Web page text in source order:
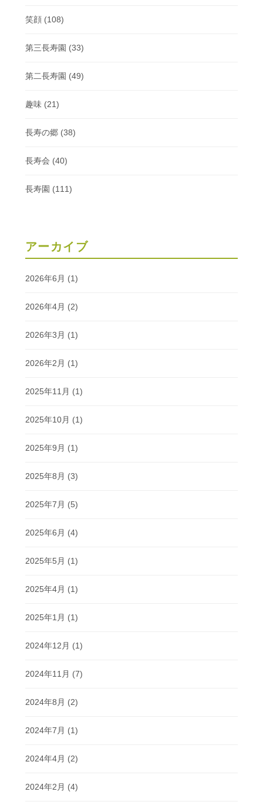
笑顔(108)
第三長寿園 (33)
第二長寿園 (49)
趣味(21)
長寿の郷(38)
長寿会 (40)
長寿園 (111)
アーカイブ
2026年6月 (1)
2026年4月 (2)
2026年3月 (1)
2026年2月 (1)
2025年11月 (1)
2025年10月 (1)
2025年9月 (1)
2025年8月 (3)
2025年7月 (5)
2025年6月 (4)
2025年5月 (1)
2025年4月 (1)
2025年1月 (1)
2024年12月 (1)
2024年11月 (7)
2024年8月 (2)
2024年7月 (1)
2024年4月 (2)
2024年2月 (4)